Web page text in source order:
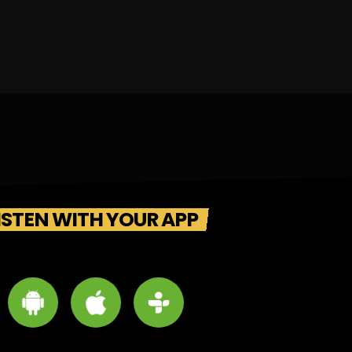
WITH YOUR APP